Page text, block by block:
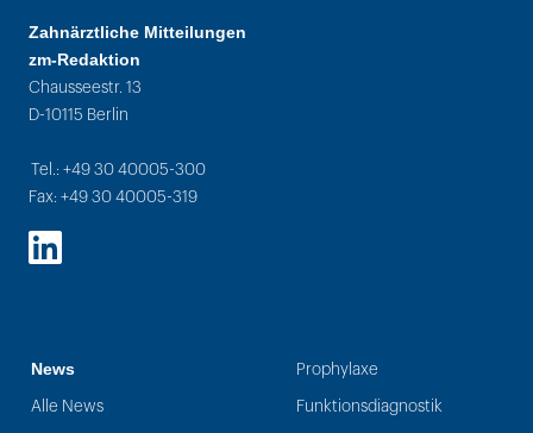
Zahnärztliche Mitteilungen
zm-Redaktion
Chausseestr. 13
D-10115 Berlin
Tel.: +49 30 40005-300
Fax: +49 30 40005-319
LinkedIn
News
Alle News
Prophylaxe
Funktionsdiagnostik